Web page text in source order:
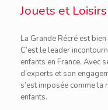
Jouets et
La Grande Récré est
C’est le leader
enfants en France. Avec
d’experts et son
s’est imposée comme
enfants.